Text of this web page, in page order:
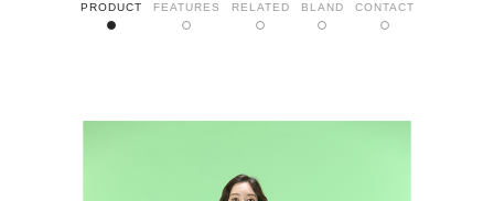
PRODUCT FEATURES RELATED BLAND CONTACT